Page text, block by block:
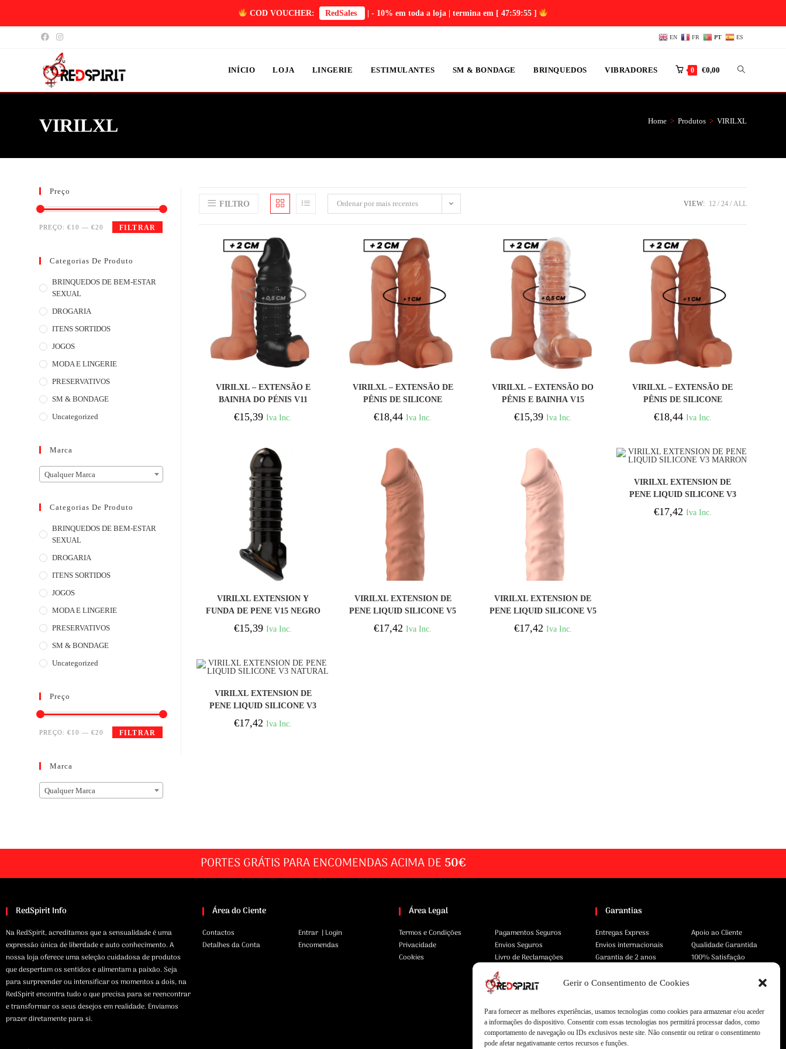
Gerir o Consentimento de Cookies
Para fornecer as melhores experiências, usamos tecnologias como cookies para armazenar e/ou aceder
a informações do dispositivo. Consentir com essas tecnologias nos permitirá processar dados, como
comportamento de navegação ou IDs exclusivos neste site. Não consentir ou retirar o consentimento
pode afetar negativamante certos recursos e funções.
COD VOUCHER: RedSales | - 10% em toda a loja | termina em [ 47:59:54 ]
EN FR PT ES
INÍCIO LOJA LINGERIE ESTIMULANTES SM & BONDAGE BRINQUEDOS VIBRADORES 0 €0,00
VIRILXL Home > Produtos > VIRILXL
FILTRO Ordenar por mais recentes VIEW: 12 24 ALL
VIRILXL – EXTENSÃO E
BAINHA DO PÉNIS V11
PRETA
€15,39 Iva Inc.
VIRILXL – EXTENSÃO DE
PÊNIS DE SILICONE
LÍQUIDO V7 MARROM
€18,44 Iva Inc.
VIRILXL – EXTENSÃO DO
PÊNIS E BAINHA V15
TRANSPARENTE
€15,39 Iva Inc.
VIRILXL – EXTENSÃO DE
PÊNIS DE SILICONE
LÍQUIDO V9 MARROM
€18,44 Iva Inc.
VIRILXL EXTENSION Y
FUNDA DE PENE V15 NEGRO
€15,39 Iva Inc.
VIRILXL EXTENSION DE
PENE LIQUID SILICONE V5
MARRON
€17,42 Iva Inc.
VIRILXL EXTENSION DE
PENE LIQUID SILICONE V5
NATURAL
€17,42 Iva Inc.
VIRILXL EXTENSION DE
PENE LIQUID SILICONE V3
MARRON
€17,42 Iva Inc.
VIRILXL EXTENSION DE
PENE LIQUID SILICONE V3
NATURAL
€17,42 Iva Inc.
Preço
FILTRAR
PREÇO:€10 —€20
Categorias De Produto
BRINQUEDOS DE BEM-ESTAR
SEXUAL
DROGARIA
ITENS SORTIDOS
JOGOS
MODA E LINGERIE
PRESERVATIVOS
SM & BONDAGE
Uncategorized
Marca
Qualquer Marca
Categorias De Produto
BRINQUEDOS DE BEM-ESTAR
SEXUAL
DROGARIA
ITENS SORTIDOS
JOGOS
MODA E LINGERIE
PRESERVATIVOS
SM & BONDAGE
Uncategorized
Preço
FILTRAR
PREÇO:€10 —€20
Marca
Qualquer Marca
PORTES GRÁTIS PARA ENCOMENDAS ACIMA DE 50€
RedSpirit Info
Na RedSpirit, acreditamos que a sensualidade é uma
expressão única de liberdade e auto conhecimento. A
nossa loja oferece uma seleção cuidadosa de produtos
que despertam os sentidos e alimentam a paixão. Seja
para surpreender ou intensificar os momentos a dois, na
RedSpirit encontra tudo o que precisa para se reencontrar
e transformar os seus desejos em realidade. Enviamos
prazer diretamente para si.
Área do Ciente
Contactos
Detalhes da Conta
Entrar | Login
Encomendas
Área Legal
Termos e Condições
Privacidade
Cookies
Pagamentos Seguros
Envios Seguros
Livro de Reclamações
Garantias
Entregas Express
Envios internacionais
Garantia de 2 anos
Apoio ao Cliente
Qualidade Garantida
100% Satisfação